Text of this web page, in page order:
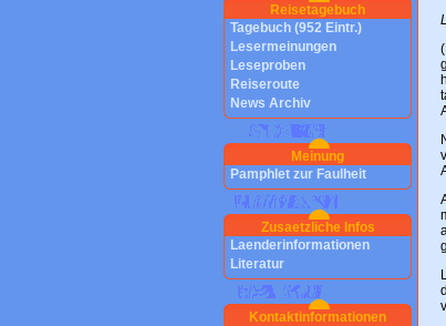
Reisetagebuch
Tagebuch (952 Eintr.)
Lesermeinungen
Leseproben
Reiseroute
News Archiv
Meinung
Pamphlet zur Faulheit
Zusaetzliche Infos
Laenderinformationen
Literatur
Kontaktinformationen